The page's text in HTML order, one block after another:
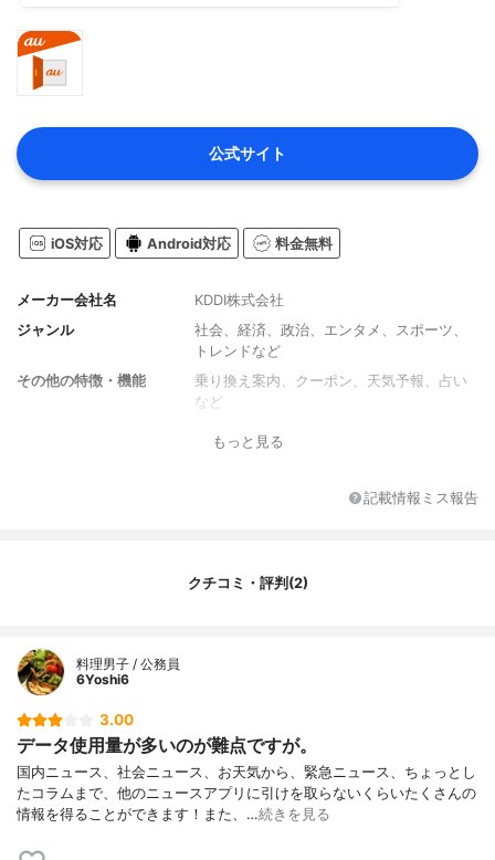
公式サイト
iOS対応 Android対応 料金無料
メーカー会社名
KDDI株式会社
ジャンル
社会、経済、政治、エンタメ、スポーツ、
トレンドなど
その他の特徴・機能
乗り換え案内、クーポン、天気予報、占い
など
もっと見る
記載情報ミス報告
クチコミ・評判(2)
料理男子 / 公務員
6Yoshi6
3.00
データ使用量が多いのが難点ですが。
国内ニュース、社会ニュース、お天気から、緊急ニュース、ちょっとし
たコラムまで、他のニュースアプリに引けを取らないくらいたくさんの
情報を得ることができます！また、…続きを見る